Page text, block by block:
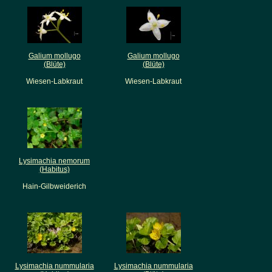
Galium mollugo
(Blüte)
Wiesen-Labkraut
Galium mollugo
(Blüte)
Wiesen-Labkraut
Lysimachia nemorum
(Habitus)
Hain-Gilbweiderich
Lysimachia nummularia
Lysimachia nummularia